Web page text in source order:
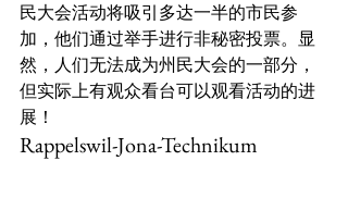
民大会活动将吸引多达一半的市民参
加，他们通过举手进行非秘密投票。显
然，人们无法成为州民大会的一部分，
但实际上有观众看台可以观看活动的进
展！
Rappelswil-Jona-Technikum